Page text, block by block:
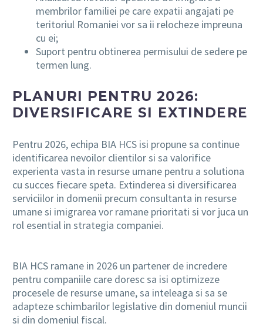
membrilor familiei pe care expatii angajati pe
teritoriul Romaniei vor sa ii relocheze impreuna
cu ei;
Suport pentru obtinerea permisului de sedere pe
termen lung.
PLANURI PENTRU 2026:
DIVERSIFICARE SI EXTINDERE
Pentru 2026, echipa BIA HCS isi propune sa continue
identificarea nevoilor clientilor si sa valorifice
experienta vasta in resurse umane pentru a solutiona
cu succes fiecare speta. Extinderea si diversificarea
serviciilor in domenii precum consultanta in resurse
umane si imigrarea vor ramane prioritati si vor juca un
rol esential in strategia companiei.
BIA HCS ramane in 2026 un partener de incredere
pentru companiile care doresc sa isi optimizeze
procesele de resurse umane, sa inteleaga si sa se
adapteze schimbarilor legislative din domeniul muncii
si din domeniul fiscal.